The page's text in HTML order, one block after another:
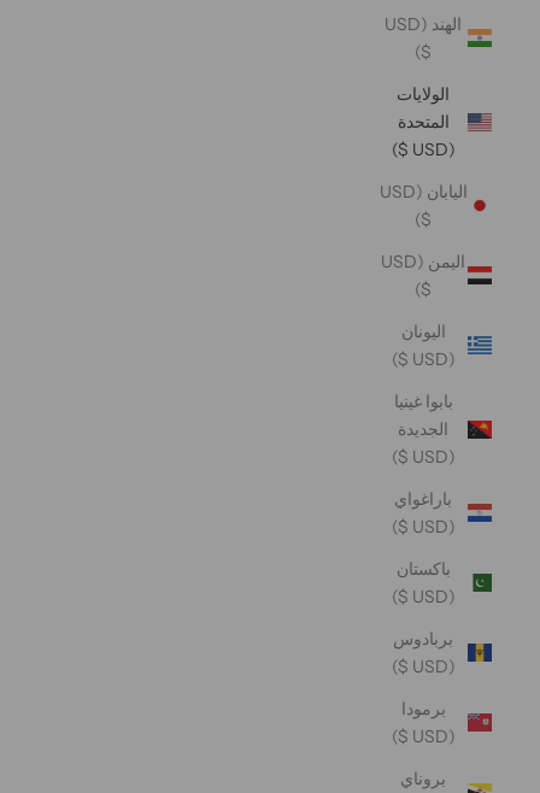
الهند (USD
$)
الولايات
المتحدة
(USD $)
اليابان (USD
$)
اليمن (USD
$)
اليونان
(USD $)
بابوا غينيا
الجديدة
(USD $)
باراغواي
(USD $)
باكستان
(USD $)
بربادوس
(USD $)
برمودا
(USD $)
بروناي